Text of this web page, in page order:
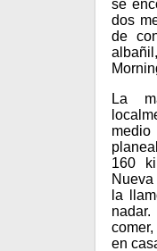
se
dos
de
La
160
la
en